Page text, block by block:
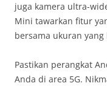
juga kamera ultra-
Mini tawarkan fitur
bersama ukuran
Pastikan perangkat
Anda di area 5G.